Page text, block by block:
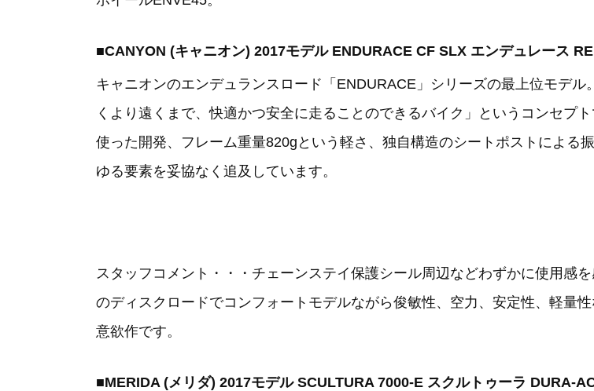
■CANYON (キャニオン) 2017モデル ENDURACE CF SLX エンデュレース
キャニオンのエンデュランスロード「ENDURACE」シリーズの最上位モデ
くより遠くまで、快適かつ安全に走ることのできるバイク」というコンセプ
使った開発、フレーム重量820gという軽さ、独自構造のシートポストによる
ゆる要素を妥協なく追及しています。
スタッフコメント・・・チェーンステイ保護シール周辺などわずかに使用感
のディスクロードでコンフォートモデルながら俊敏性、空力、安定性、軽量
意欲作です。
■MERIDA (メリダ) 2017モデル SCULTURA 7000-E スクルトゥーラ DURA-